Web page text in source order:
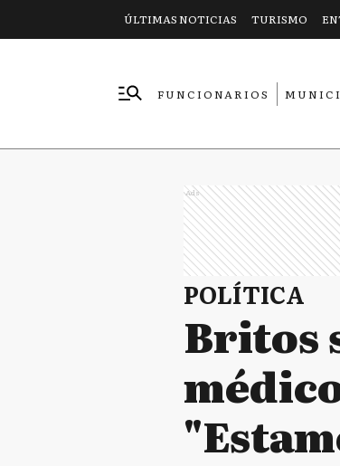
ÚLTIMAS NOTICIAS TURISMO
FUNCIONARIOS
Ads
POLÍTICA
Britos